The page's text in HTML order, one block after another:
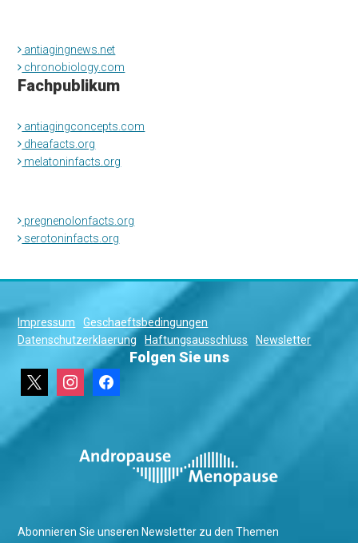
antiagingnews.net
chronobiology.com
Fachpublikum
antiagingconcepts.com
dheafacts.org
melatoninfacts.org
pregnenolonfacts.org
serotoninfacts.org
Impressum
Geschaeftsbedingungen
Datenschutzerklaerung
Haftungsausschluss Newsletter
Folgen Sie uns
instagramfacebook
Abonnieren Sie unseren Newsletter zu den Themen